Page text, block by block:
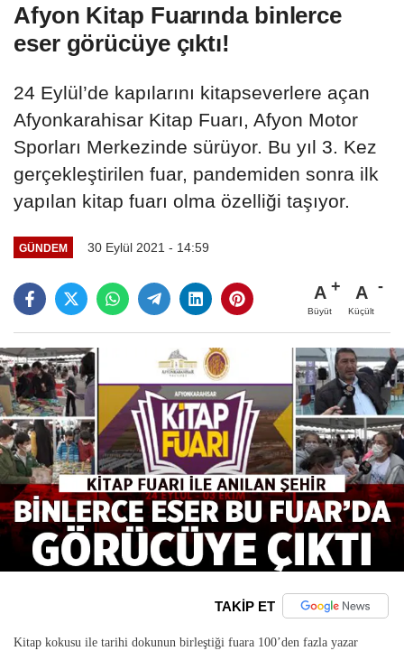
Afyon Kitap Fuarında binlerce
eser görücüye çıktı!
24 Eylül’de kapılarını kitapseverlere açan
Afyonkarahisar Kitap Fuarı, Afyon Motor
Sporları Merkezinde sürüyor. Bu yıl 3. Kez
gerçekleştirilen fuar, pandemiden sonra ilk
yapılan kitap fuarı olma özelliği taşıyor.
GÜNDEM 30 Eylül 2021 - 14:59
A
Büyüt
A
Küçült
TAKİP ET
Kitap kokusu ile tarihi dokunun birleştiği fuara 100’den fazla yazar